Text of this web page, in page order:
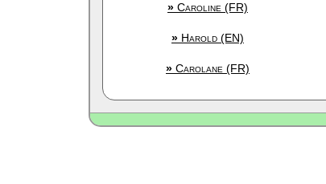
» Caroline (FR)
» Harold (EN)
» Carolane (FR)